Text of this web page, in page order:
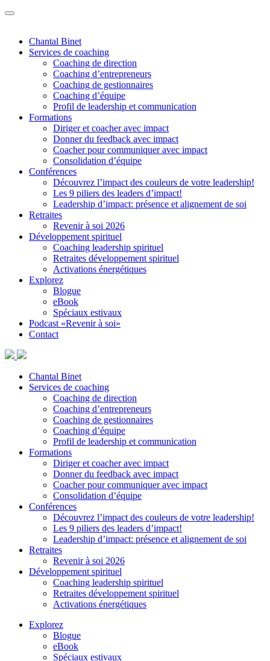
Chantal Binet
Services de coaching
Coaching de direction
Coaching d’entrepreneurs
Coaching de gestionnaires
Coaching d’équipe
Profil de leadership et communication
Formations
Diriger et coacher avec impact
Donner du feedback avec impact
Coacher pour communiquer avec impact
Consolidation d’équipe
Conférences
Découvrez l’impact des couleurs de votre leadership!
Les 9 piliers des leaders d’impact!
Leadership d’impact: présence et alignement de soi
Retraites
Revenir à soi 2026
Développement spirituel
Coaching leadership spirituel
Retraites développement spirituel
Activations énergétiques
Explorez
Blogue
eBook
Spéciaux estivaux
Podcast «Revenir à soi»
Contact
Chantal Binet
Services de coaching
Coaching de direction
Coaching d’entrepreneurs
Coaching de gestionnaires
Coaching d’équipe
Profil de leadership et communication
Formations
Diriger et coacher avec impact
Donner du feedback avec impact
Coacher pour communiquer avec impact
Consolidation d’équipe
Conférences
Découvrez l’impact des couleurs de votre leadership!
Les 9 piliers des leaders d’impact!
Leadership d’impact: présence et alignement de soi
Retraites
Revenir à soi 2026
Développement spirituel
Coaching leadership spirituel
Retraites développement spirituel
Activations énergétiques
Explorez
Blogue
eBook
Spéciaux estivaux